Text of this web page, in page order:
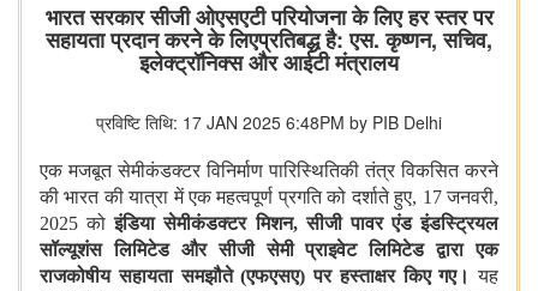
भारत सरकार सीजी ओएसएटी परियोजना के लिए हर स्तर पर
सहायता प्रदान करने के लिएप्रतिबद्ध है: एस. कृष्णन, सचिव,
इलेक्ट्रॉनिक्स और आईटी मंत्रालय
प्रविष्टि तिथि: 17 JAN 2025 6:48PM by PIB Delhi
एक मजबूत सेमीकंडक्टर विनिर्माण पारिस्थितिकी तंत्र विकसित करने
की भारत की यात्रा में एक महत्वपूर्ण प्रगति को दर्शाते हुए, 17 जनवरी,
2025 कोइंडिया सेमीकंडक्टर मिशन, सीजी पावर एंड इंडस्ट्रियल
सॉल्यूशंस लिमिटेड और सीजी सेमी प्राइवेट लिमिटेड द्वारा एक
राजकोषीय सहायता समझौते (एफएसए) पर हस्ताक्षर किए गए।यह